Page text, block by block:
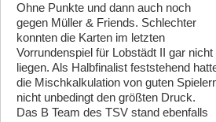
Ohne Punkte und dann auch noch
gegen Müller & Friends. Schlechter
konnten die Karten im letzten
Vorrundenspiel für Lobstädt II gar nicht
liegen. Als Halbfinalist feststehend
die Mischkalkulation von guten
nicht unbedingt den größten Druck.
Das B Team des TSV stand ebenfalls